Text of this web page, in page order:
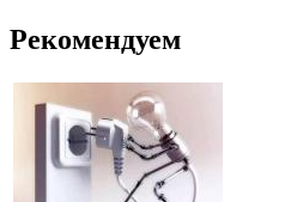
Рекомендуем